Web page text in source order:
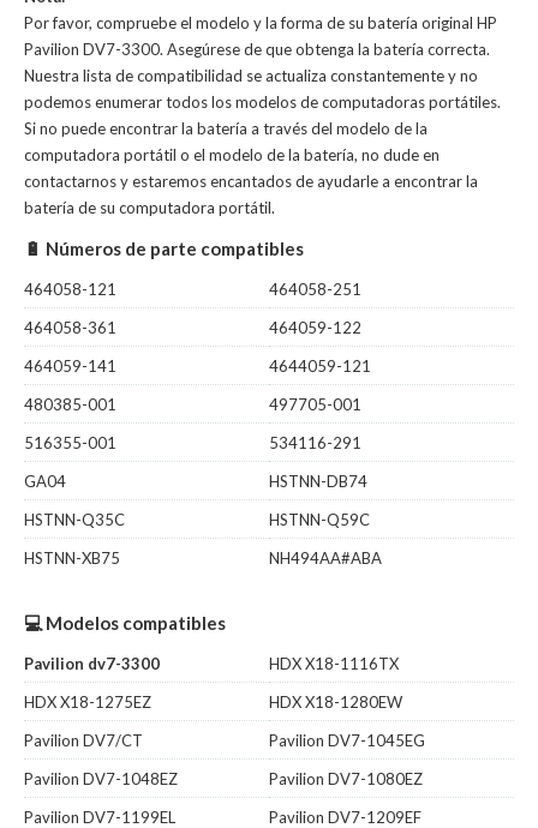
Por favor, compruebe el modelo y la forma de su batería original HP
Pavilion DV7-3300. Asegúrese de que obtenga la batería correcta.
Nuestra lista de compatibilidad se actualiza constantemente y no
podemos enumerar todos los modelos de computadoras portátiles.
Si no puede encontrar la batería a través del modelo de la
computadora portátil o el modelo de la batería, no dude en
contactarnos y estaremos encantados de ayudarle a encontrar la
batería de su computadora portátil.
🔋 Números de parte compatibles
464058-121
464058-251
464058-361
464059-122
464059-141
4644059-121
480385-001
497705-001
516355-001
534116-291
GA04
HSTNN-DB74
HSTNN-Q35C
HSTNN-Q59C
HSTNN-XB75
NH494AA#ABA
💻 Modelos compatibles
Pavilion dv7-3300
HDX X18-1116TX
HDX X18-1275EZ
HDX X18-1280EW
Pavilion DV7/CT
Pavilion DV7-1045EG
Pavilion DV7-1048EZ
Pavilion DV7-1080EZ
Pavilion DV7-1199EL
Pavilion DV7-1209EF